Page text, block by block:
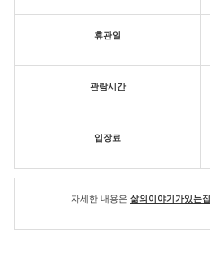
휴관일
관람시간
입장료
자세한 내용은 삶의이야기가있는집